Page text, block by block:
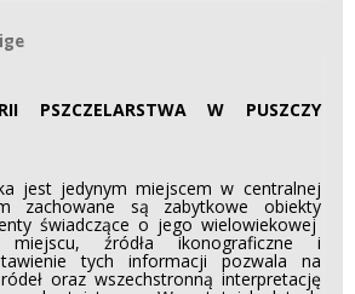
PSZCZELARSTWA W PUSZCZY
jest jedynym miejscem w centralnej
zachowane są zabytkowe obiekty
świadczące o jego wielowiekowej
źródła ikonograficzne i
tych informacji pozwala na
oraz wszechstronną interpretację